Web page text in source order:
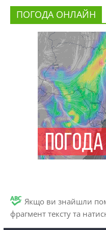
ПОГОДА ОНЛАЙН
Якщо ви знайшли
фрагмент тексту та